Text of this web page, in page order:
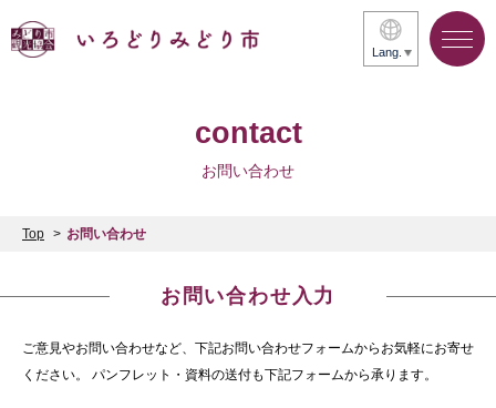
Lang.
contact
お問い合わせ
Top お問い合わせ
お問い合わせ入力
ご意見やお問い合わせなど、下記お問い合わせフォームからお気軽にお寄せ
ください。 パンフレット・資料の送付も下記フォームから承ります。